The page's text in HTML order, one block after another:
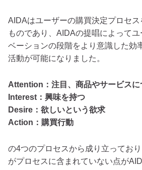
AIDAはユーザーの購買決定プロセ
ものであり、AIDAの提唱によって
ベーションの段階をより意識した効
活動が可能になりました。
Attention：注目、商品やサービスに
Interest：興味を持つ
Desire：欲しいという欲求
Action：購買行動
の4つのプロセスから成り立っており
がプロセスに含まれていない点が